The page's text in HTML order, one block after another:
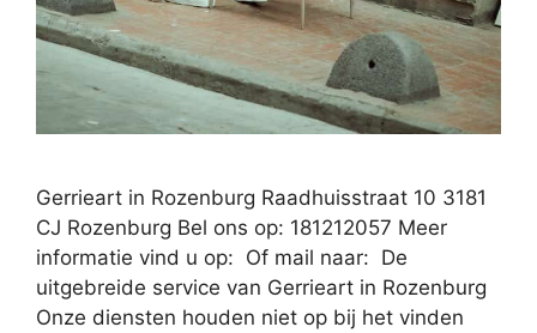
Gerrieart in Rozenburg Raadhuisstraat 10 3181
CJ Rozenburg Bel ons op: 181212057 Meer
informatie vind u op: Of mail naar: De
uitgebreide service van Gerrieart in Rozenburg
Onze diensten houden niet op bij het vinden